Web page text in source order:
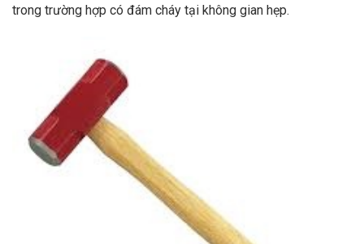
trong trường hợp có đám cháy tại không gian hẹp.